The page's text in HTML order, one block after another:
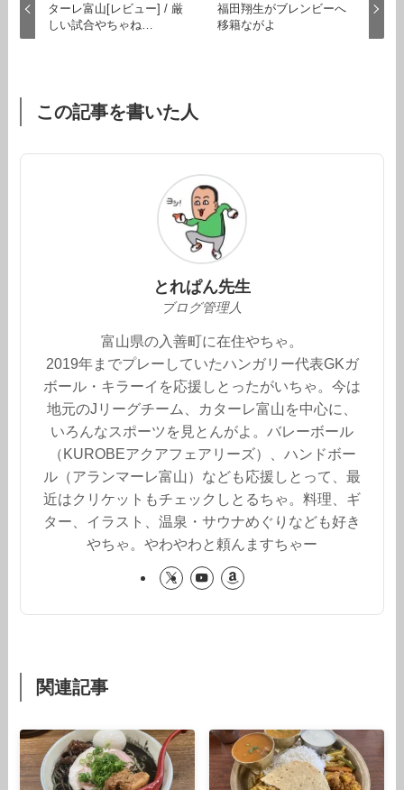
ターレ富山[レビュー] / 厳
しい試合やちゃね…
福田翔生がブレンビーへ
移籍ながよ
この記事を書いた人
とれぱん先生
ブログ管理人
富山県の入善町に在住やちゃ。
2019年までプレーしていたハンガリー代表GKガ
ボール・キラーイを応援しとったがいちゃ。今は
地元のJリーグチーム、カターレ富山を中心に、
いろんなスポーツを見とんがよ。バレーボール
（KUROBEアクアフェアリーズ）、ハンドボー
ル（アランマーレ富山）なども応援しとって、最
近はクリケットもチェックしとるちゃ。料理、ギ
ター、イラスト、温泉・サウナめぐりなども好き
やちゃ。やわやわと頼んますちゃー
関連記事